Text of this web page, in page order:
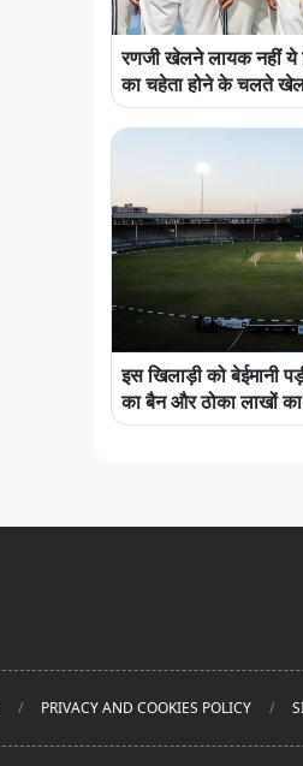
रणजी खेलने लायक नहीं ये
का चहेता होने के चलते खेल
इस खिलाड़ी को बेईमानी
का बैन और ठोका लाखों का
PRIVACY AND COOKIES POLICY